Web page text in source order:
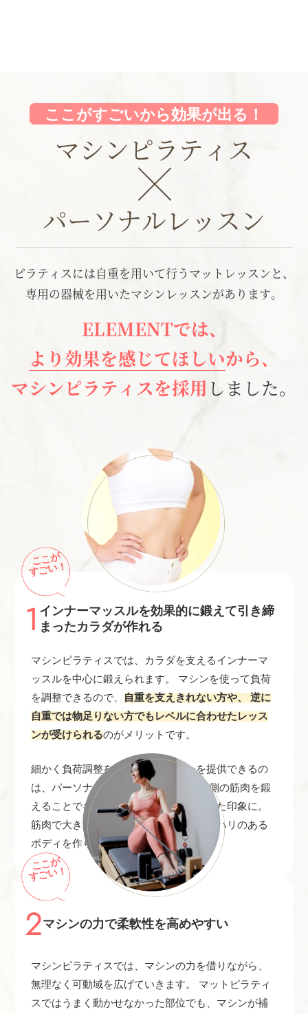
ここがすごいから効果が出る！
マシンピラティス
パーソナルレッスン
ピラティスには自重を用いて行うマットレッスンと、
専用の器械を用いたマシンレッスンがあります。
ELEMENTでは、
より効果を感じてほしいから、
マシンピラティスを採用 しました。
ここが
すごい！
1 インナーマッスルを効果的に鍛えて引き締
まったカラダが作れる
マシンピラティスでは、カラダを支えるインナーマ
ッスルを中心に鍛えられます。 マシンを使って負荷
を調整できるので、
自重を支えきれない方や、 逆に
自重では物足りない方でもレベルに合わせたレッス
ンが受けられるのがメリットです。
細かく負荷調整をしながらレッスンを提供できるの
は、パーソナルならでは。 カラダの内側の筋肉を鍛
えることでギュッと引き締まり、凛とした印象に。
筋肉で大きく見た目を肥大させず、メリハリのある
ボディを作りたい方にはぴったりです。
ここが
すごい！
2マシンの力で柔軟性を高めやすい
マシンピラティスでは、マシンの力を借りながら、
無理なく可動域を広げていきます。 マットピラティ
スではうまく動かせなかった部位でも、マシンが補